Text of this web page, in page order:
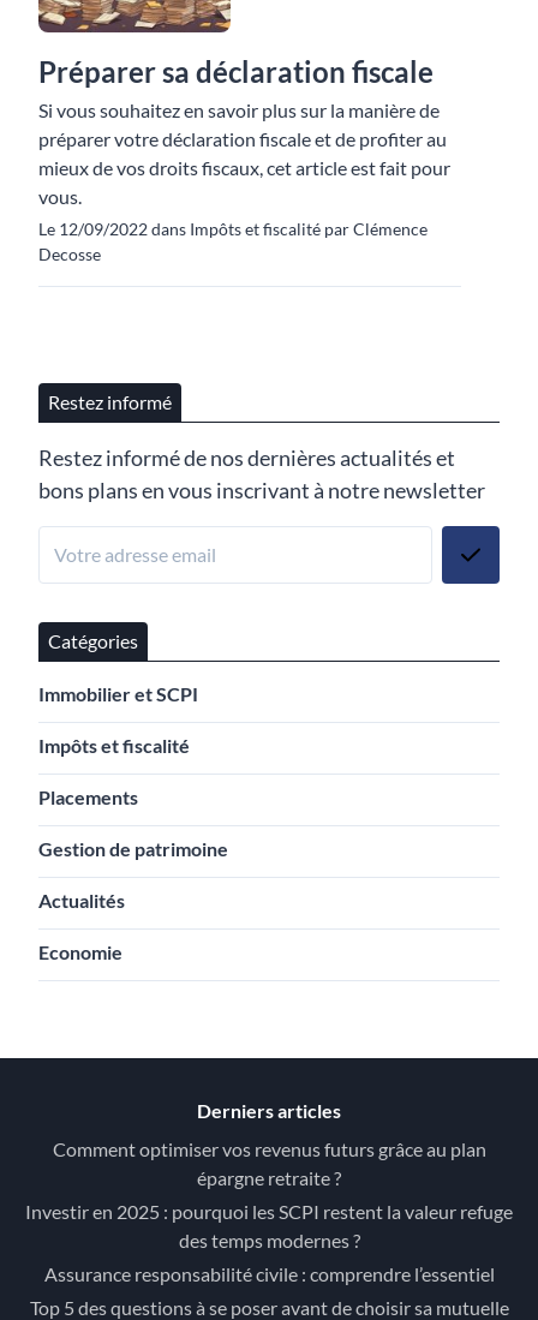
Préparer sa déclaration fiscale
Si vous souhaitez en savoir plus sur la manière de
préparer votre déclaration fiscale et de profiter au
mieux de vos droits fiscaux, cet article est fait pour
vous.
Le 12/09/2022 dans Impôts et fiscalité par Clémence
Decosse
Restez informé
Restez informé de nos dernières actualités et
bons plans en vous inscrivant à notre newsletter
Catégories
Immobilier et SCPI
Impôts et fiscalité
Placements
Gestion de patrimoine
Actualités
Economie
Derniers articles
Comment optimiser vos revenus futurs grâce au plan
épargne retraite ?
Investir en 2025 : pourquoi les SCPI restent la valeur refuge
des temps modernes ?
Assurance responsabilité civile : comprendre l’essentiel
Top 5 des questions à se poser avant de choisir sa mutuelle